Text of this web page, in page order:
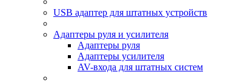
USB адаптер для штатных устройств
Адаптеры руля и усилителя
Адаптеры руля
Адаптеры усилителя
AV-входа для штатных систем